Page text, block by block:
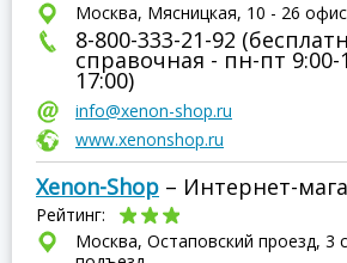
Москва, Мясницкая, 10 - 26
8-800-333-21-92
справочная - пн-пт 9:00-
17:00)
info@xenon-shop.ru
www.xenonshop.ru
Xenon-Shop – Интернет-
Рейтинг:
Москва, Остаповский проезд, 3